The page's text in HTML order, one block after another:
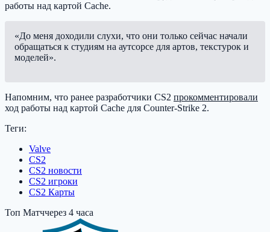
работы над картой Cache.
«До меня доходили слухи, что они только сейчас начали
обращаться к студиям на аутсорсе для артов, текстурок и
моделей».
Напомним, что ранее разработчики CS2 прокомментировали
ход работы над картой Cache для Counter-Strike 2.
Теги:
Valve
CS2
CS2 новости
CS2 игроки
CS2 Карты
Топ Матччерез 4 часа